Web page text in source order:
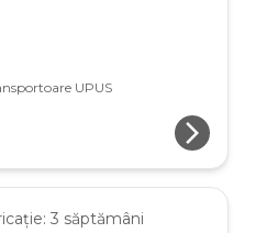
UPUS
arrow_forward_ios
3 săptămâni